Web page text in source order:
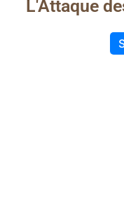
L'Attaque